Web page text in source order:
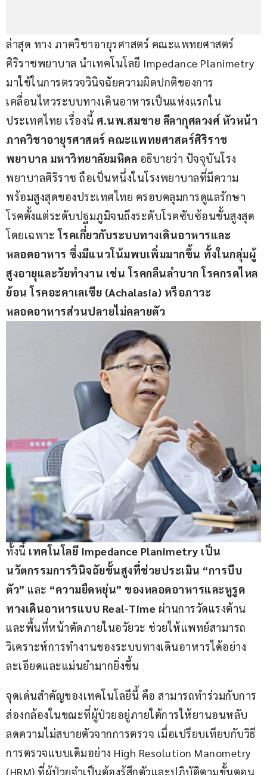
ล่าสุด ทาง ภาควิชาอายุรศาสตร์ คณะแพทยศาสตร์
ศิริราชพยาบาล นำเทคโนโลยี Impedance Planimetry
มาใช้ในการตรวจวินิจฉัยความผิดปกติของการ
เคลื่อนไหวระบบทางเดินอาหารเป็นแห่งแรกใน
ประเทศไทย เรื่องนี้ ศ.นพ.สมชาย ลีลากุศลวงศ์ หัวหน้า
ภาควิชาอายุรศาสตร์ คณะแพทยศาสตร์ศิริราช
พยาบาล มหาวิทยาลัยมหิดล อธิบายว่า ปัจจุบันโรง
พยาบาลศิริราช ถือเป็นหนึ่งในโรงพยาบาลที่มีความ
พร้อมสูงสุดของประเทศไทย ครอบคลุมการดูแลรักษา
โรคตั้งแต่ระดับปฐมภูมิจนถึงระดับโรคซับซ้อนขั้นสูงสุด
โดยเฉพาะ โรคเกี่ยวกับระบบทางเดินอาหารและ
หลอดอาหาร ซึ่งมีแนวโน้มพบเพิ่มมากขึ้น ทั้งในกลุ่มผู้
สูงอายุและวัยทำงาน เช่น โรคกลืนลำบาก โรคกรดไหล
ย้อน โรคอะคาเลเซีย (Achalasia) หรือภาวะ
หลอดอาหารส่วนปลายไม่คลายตัว
ทั้งนี้ เทคโนโลยี Impedance Planimetry เป็น
นวัตกรรมการวินิจฉัยขั้นสูงที่ช่วยประเมิน “การบีบ
ตัว” และ “ความยืดหยุ่น” ของหลอดอาหารและหูรูด
ทางเดินอาหารแบบ Real-Time ผ่านการวัดแรงต้าน
และพื้นที่หน้าตัดภายในอวัยวะ ช่วยให้แพทย์สามารถ
วิเคราะห์การทำงานของระบบทางเดินอาหารได้อย่าง
ละเอียดและแม่นยำมากยิ่งขึ้น
จุดเด่นสำคัญของเทคโนโลยีนี้ คือ สามารถทำร่วมกับการ
ส่องกล้องในขณะที่ผู้ป่วยอยู่ภายใต้การให้ยานอนหลับ
ลดความไม่สบายตัวจากการตรวจ เมื่อเปรียบเทียบกับวิธี
การตรวจแบบเดิมอย่าง High Resolution Manometry
(HRM) ที่ผู้ป่วยจำเป็นต้องรู้สึกตัวและปฏิบัติตามขั้นตอน